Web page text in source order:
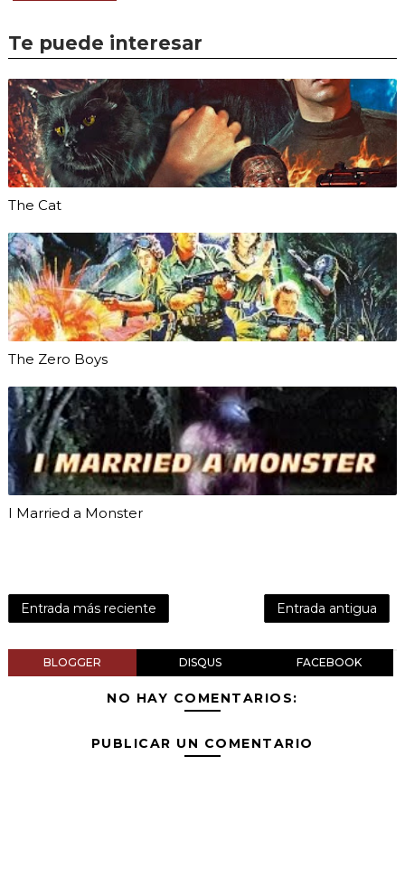
Te puede interesar
The Cat
The Zero Boys
I Married a Monster
Entrada más reciente Entrada antigua
BLOGGER DISQUS FACEBOOK
NO HAY COMENTARIOS:
PUBLICAR UN COMENTARIO